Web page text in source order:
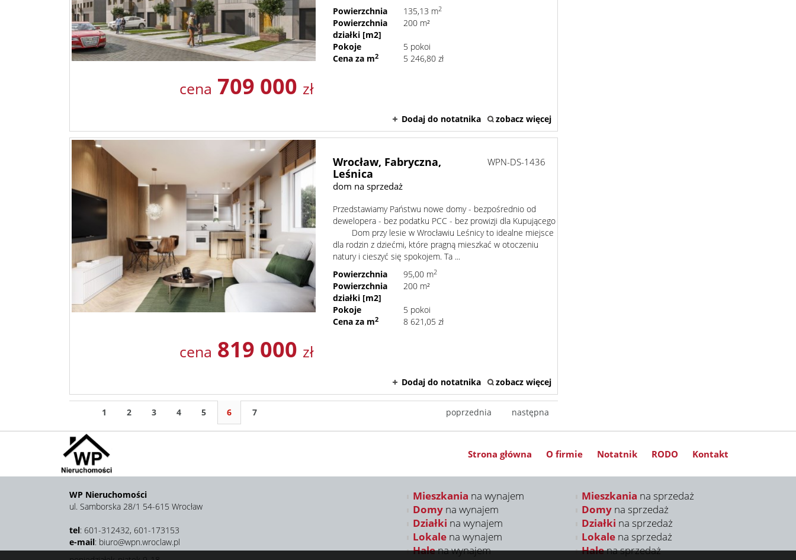
Powierzchnia
135,13 m2
Powierzchnia
działki [m2]
200 m²
Pokoje
5 pokoi
Cena za m2 5 246,80 zł
cena 709 000 zł
Dodaj do notatnika zobacz więcej
Wrocław, Fabryczna,
Leśnica
dom na sprzedaż
WPN-DS-1436
Przedstawiamy Państwu nowe domy - bezpośrednio od
dewelopera - bez podatku PCC - bez prowizji dla Kupującego
Dom przy lesie w Wrocławiu Leśnicy to idealne miejsce
dla rodzin z dziećmi, które pragną mieszkać w otoczeniu
natury i cieszyć się spokojem. Ta ...
Powierzchnia
95,00 m2
Powierzchnia
działki [m2]
200 m²
Pokoje
5 pokoi
Cena za m2 8 621,05 zł
cena 819 000 zł
Dodaj do notatnika zobacz więcej
1 2 3 4 5 6 7 poprzednia następna
Strona główna O firmie Notatnik RODO Kontakt
WP Nieruchomości
ul. Samborska 28/1 54-615 Wrocław
tel: 601-312432, 601-173153
e-mail: biuro@wpn.wroclaw.pl
Mieszkania na wynajem
Domy na wynajem
Działki na wynajem
Lokale na wynajem
Halena wynajem
Mieszkania na sprzedaż
Domy na sprzedaż
Działki na sprzedaż
Lokale na sprzedaż
Halena sprzedaż